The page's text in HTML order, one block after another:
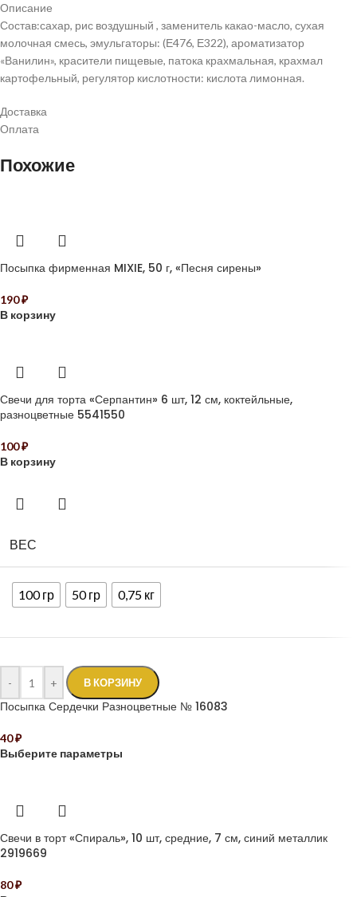
Описание
Состав:сахар, рис воздушный , заменитель какао-масло, сухая
молочная смесь, эмульгаторы: (Е476, Е322), ароматизатор
«Ванилин», красители пищевые, патока крахмальная, крахмал
картофельный, регулятор кислотности: кислота лимонная.
Доставка
Оплата
Похожие
Посыпка фирменная MIXIE, 50 г, «Песня сирены»
190₽
В корзину
Свечи для торта «Серпантин» 6 шт, 12 см, коктейльные,
разноцветные 5541550
100₽
В корзину
ВЕС
100 гр 50 гр 0,75 кг
- + В КОРЗИНУ
Посыпка Сердечки Разноцветные № 16083
40₽
Выберите параметры
Свечи в торт «Спираль», 10 шт, средние, 7 см, синий металлик
2919669
80₽